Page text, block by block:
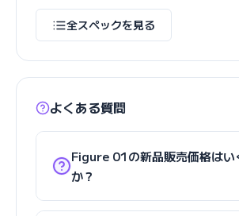
全スペックを見る
よくある質問
Figure 01の新品販売価格はい
か？